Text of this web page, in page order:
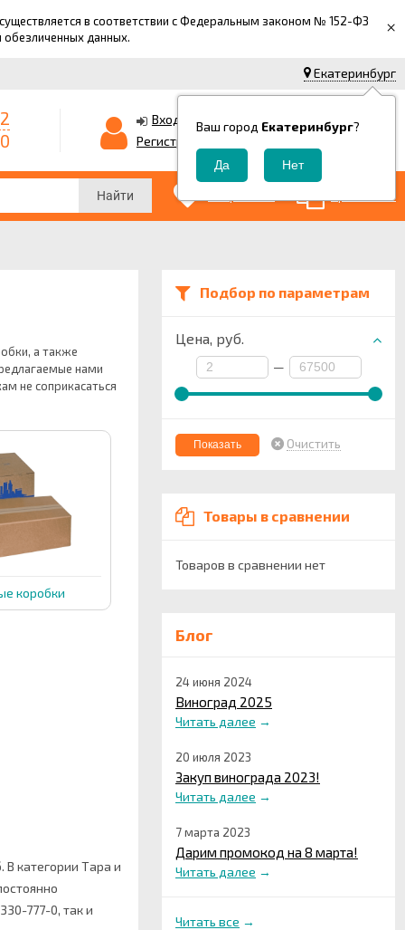
в соответствии с Федеральным законом № 152-ФЗ
обезличенных данных. ×
Екатеринбург
Ваш город Екатеринбург?
Вход
Регистрация
Корзина
0
Найти Сравнение
Подбор по параметрам
Цена, руб.
—
Очистить
Товары в сравнении
Товаров в сравнении нет
Блог
24 июня 2024
Виноград 2025
Читать далее →
20 июля 2023
Закуп винограда 2023!
Читать далее →
7 марта 2023
Дарим промокод на 8 марта!
Читать далее →
Читать все →
а также
нами
не соприкасаться
коробки
В категории Тара и
777-0, так и